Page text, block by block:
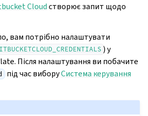
Cloudстворює запит щодо
вам потрібно налаштувати
) у
Після налаштування ви побачите
під час виборуСистема керування